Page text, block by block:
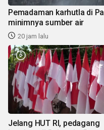
Pemadaman karhutla di
minimnya sumber air
20 jam lalu
Jelang HUT RI, pedagang